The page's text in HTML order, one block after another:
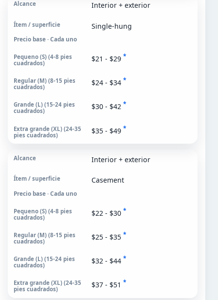
Interior + exterior
Single-hung
Precio base · Cada uno
$21 - $29 *
$24 - $34 *
$30 - $42 *
$35 - $49 *
Interior + exterior
Casement
Precio base · Cada uno
$22 - $30 *
$25 - $35 *
$32 - $44 *
$37 - $51 *